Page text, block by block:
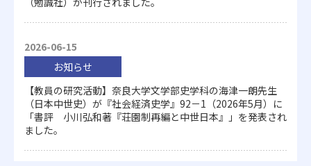
2026-06-15
お知らせ
【教員の研究活動】奈良大学文学部史学科の海津一朗先生
（日本中世史）が『社会経済史学』92－1（2026年5月）に
「書評 小川弘和著『荘園制再編と中世日本』」を発表され
ました。